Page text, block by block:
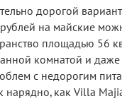
дорогой
рублей на майские
площадью 56
комнатой и
с недорогим
нарядно, как Villa